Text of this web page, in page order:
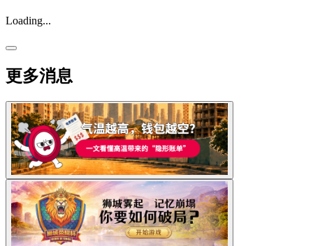
Loading...
更多消息